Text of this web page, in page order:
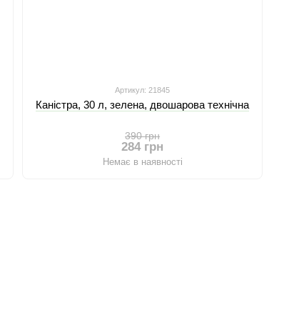
Артикул: 21845
Каністра, 30 л, зелена, двошарова технічна
390 грн
284 грн
Немає в наявності